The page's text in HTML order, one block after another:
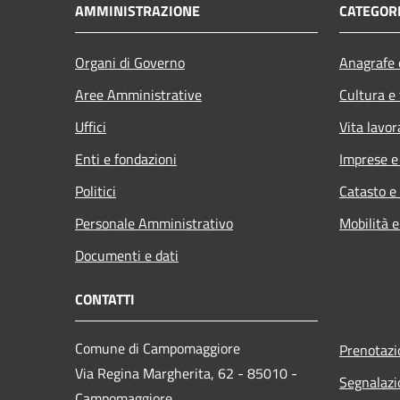
AMMINISTRAZIONE
Organi di Governo
Aree Amministrative
Uffici
Enti e fondazioni
Politici
Personale Amministrativo
Documenti e dati
Cultura
Vita
Imprese
Catasto
Mobilità
CONTATTI
Comune di Campomaggiore
Via Regina Margherita, 62 - 85010 -